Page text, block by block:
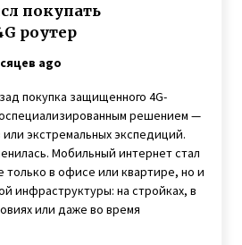
ФАКТОВ Таня Воронина, которую
ухажер, рассказала о
ago
дочь через 21 год нашла пропавшую
мать благодаря организации Новая
ago
Елены Куклы из Богуслава
области защищала Украину на
покупать
роутер
ago
покупка защищенного 4G-
решением —
или экстремальных экспедиций.
Мобильный интернет стал
только в офисе или квартире, но и
инфраструктуры: на стройках, в
или даже во время